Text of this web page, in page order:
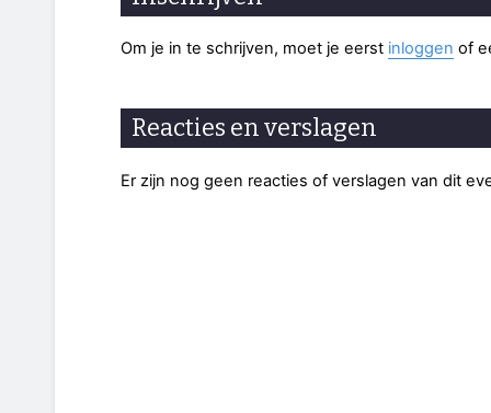
Om je in te schrijven, moet je eerst inloggen of
Reacties en verslagen
Er zijn nog geen reacties of verslagen van dit